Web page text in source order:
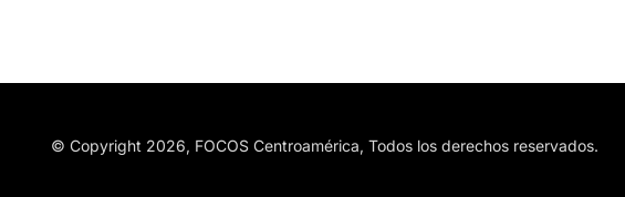
© Copyright 2026, FOCOS Centroamérica, Todos los derechos reservados.